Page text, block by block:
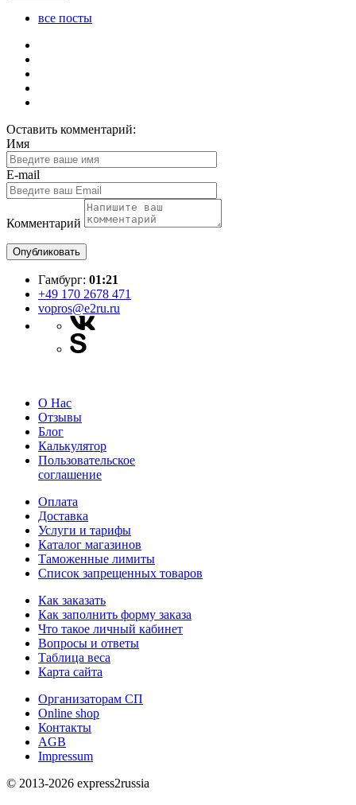
все посты
Оставить комментарий:
Имя
E-mail
Комментарий
Опубликовать
Гамбург: 01:21
+49 170 2678 471
vopros@e2ru.ru
О Нас
Отзывы
Блог
Калькулятор
Пользовательское
соглашение
Оплата
Доставка
Услуги и тарифы
Каталог магазинов
Таможенные лимиты
Список запрещенных товаров
Как заказать
Как заполнить форму заказа
Что такое личный кабинет
Вопросы и ответы
Таблица веса
Карта сайта
Организаторам СП
Online shop
Контакты
AGB
Impressum
© 2013-2026 express2russia